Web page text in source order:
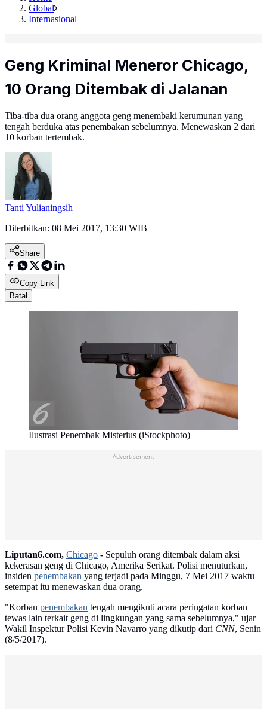
Global
Internasional
Geng Kriminal Meneror Chicago,
10 Orang Ditembak di Jalanan
Tiba-tiba dua orang anggota geng menembaki kerumunan yang
tengah berduka atas penembakan sebelumnya. Menewaskan 2 dari
10 korban tertembak.
Tanti Yulianingsih
Diterbitkan: 08 Mei 2017, 13:30 WIB
Share
Copy Link
Batal
Ilustrasi Penembak Misterius (iStockphoto)
Advertisement
Liputan6.com, Chicago - Sepuluh orang ditembak dalam aksi
kekerasan geng di Chicago, Amerika Serikat. Polisi menuturkan,
insiden penembakan yang terjadi pada Minggu, 7 Mei 2017 waktu
setempat itu menewaskan dua orang.
"Korban penembakan tengah mengikuti acara peringatan korban
tewas lain terkait geng di lingkungan yang sama sebelumnya," ujar
Wakil Inspektur Polisi Kevin Navarro yang dikutip dari CNN, Senin
(8/5/2017).